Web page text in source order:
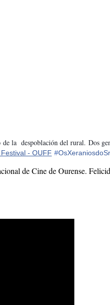
despoblación del rural. Dos
- OUFF #
de Cine de Ourense.